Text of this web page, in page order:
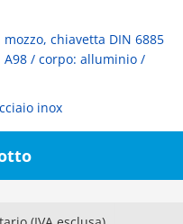
chiavetta DIN 6885
A98 / corpo: alluminio /
inox